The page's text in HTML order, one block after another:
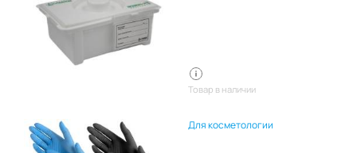
Товар в наличии
Для косметологии